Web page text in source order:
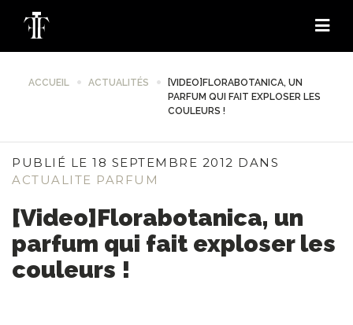
ACCUEIL ACTUALITÉS
[VIDEO]FLORABOTANICA, UN
PARFUM QUI FAIT EXPLOSER LES
COULEURS !
PUBLIÉ LE 18 SEPTEMBRE 2012 DANS
ACTUALITE PARFUM
[Video]Florabotanica, un
parfum qui fait exploser les
couleurs !